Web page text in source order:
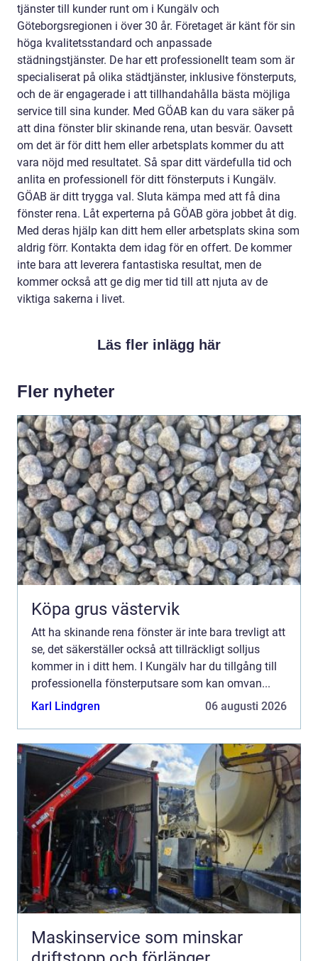
tjänster till kunder runt om i Kungälv och
Göteborgsregionen i över 30 år. Företaget är känt för sin
höga kvalitetsstandard och anpassade
städningstjänster. De har ett professionellt team som är
specialiserat på olika städtjänster, inklusive fönsterputs,
och de är engagerade i att tillhandahålla bästa möjliga
service till sina kunder. Med GÖAB kan du vara säker på
att dina fönster blir skinande rena, utan besvär. Oavsett
om det är för ditt hem eller arbetsplats kommer du att
vara nöjd med resultatet. Så spar ditt värdefulla tid och
anlita en professionell för ditt fönsterputs i Kungälv.
GÖAB är ditt trygga val. Sluta kämpa med att få dina
fönster rena. Låt experterna på GÖAB göra jobbet åt dig.
Med deras hjälp kan ditt hem eller arbetsplats skina som
aldrig förr. Kontakta dem idag för en offert. De kommer
inte bara att leverera fantastiska resultat, men de
kommer också att ge dig mer tid till att njuta av de
viktiga sakerna i livet.
Läs fler inlägg här
Fler nyheter
Köpa grus västervik
Att ha skinande rena fönster är inte bara trevligt att
se, det säkerställer också att tillräckligt solljus
kommer in i ditt hem. I Kungälv har du tillgång till
professionella fönsterputsare som kan omvan...
Karl Lindgren
06 augusti 2026
Maskinservice som minskar